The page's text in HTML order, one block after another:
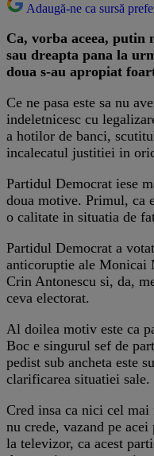
Adaugă-ne ca sursă
Ca, vorba aceea, putin
sau dreapta pana la
doua s-au apropiat
Ce ne pasa este sa nu
indeletnicesc cu
a hotilor de banci,
incalecatul justitiei in
Partidul Democrat iese
doua motive. Primul, ca
o calitate in situatia de
Partidul Democrat a
anticoruptie ale Monicai
Crin Antonescu si, da,
ceva electorat.
Al doilea motiv este ca
Boc e singurul sef de
pedist sub ancheta este
clarificarea situatiei sale.
Cred insa ca nici cel
nu crede, vazand pe
la televizor, ca acest